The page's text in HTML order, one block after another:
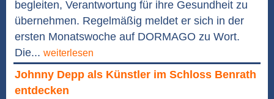
begleiten, Verantwortung für ihre Gesundheit zu
übernehmen. Regelmäßig meldet er sich in der
ersten Monatswoche auf DORMAGO zu Wort.
Die... weiterlesen
Johnny Depp als Künstler im Schloss Benrath
entdecken